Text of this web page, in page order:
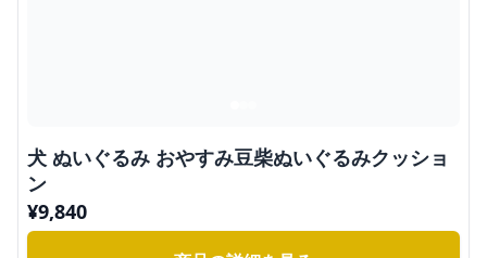
犬 ぬいぐるみ おやすみ豆柴ぬいぐるみクッショ
ン
¥9,840